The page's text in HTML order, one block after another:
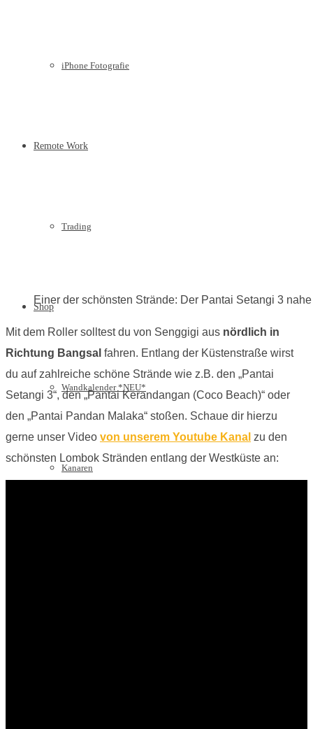
iPhone Fotografie
Remote Work
Trading
Shop
Wandkalender *NEU*
Kanaren
Einer der schönsten Strände: Der Pantai Setangi 3
Mit dem Roller solltest du von Senggigi aus nördlich in
Richtung Bangsal fahren. Entlang der Küstenstraße wirst
du auf zahlreiche schöne Strände wie z.B. den „Pantai
Setangi 3“, den „Pantai Kerandangan (Coco Beach)“ oder
den „Pantai Pandan Malaka“ stoßen. Schaue dir hierzu
gerne unser Video von unserem Youtube Kanal zu den
schönsten Lombok Stränden entlang der Westküste an: